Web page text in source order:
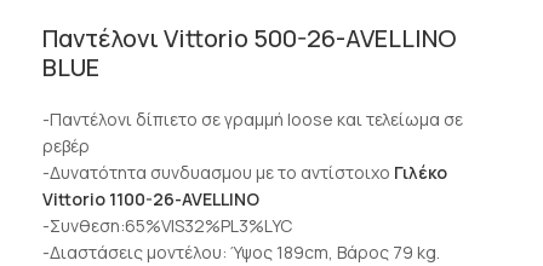
Παντέλονι Vittorio 500-26-AVELLINO
BLUE
-Παντέλονι δίπιετο σε γραμμή loose και τελείωμα σε
ρεβέρ
-Δυνατότητα συνδυασμου με το αντίστοιχο Γιλέκο
Vittorio 1100-26-AVELLINO
-Συνθεση:65%VIS32%PL3%LYC
-Διαστάσεις μοντέλου: Ύψος 189cm, Βάρος 79 kg.